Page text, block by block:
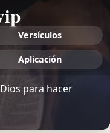
Versículos
Aplicación
para hacer